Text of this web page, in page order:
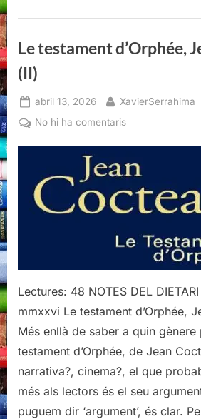
Le testament d’Orphée,
(II)
Posted
on
abril 13, 2026 By
XavierSerrahima
No hi ha comentarisa
d’Orphée,
Jean
Cocteau
Lectures: 48 NOTES DEL
mmxxvi Le testament d’Orphée,
Més enllà de saber a quin gènere
testament d’Orphée, de Jean
narrativa?, cinema?, el que
més als lectors és el seu
puguem dir ‘argument’, és clar.